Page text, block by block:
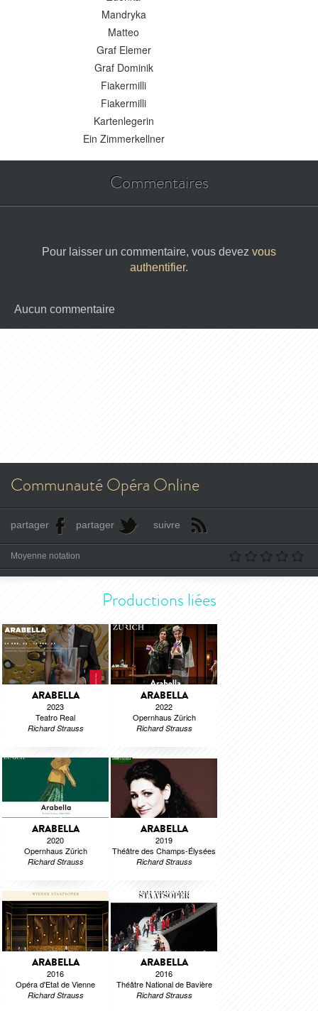
Mandryka
Matteo
Graf Elemer
Graf Dominik
Fiakermilli
Fiakermilli
Kartenlegerin
Ein Zimmerkellner
Commentaires
Pour laisser un commentaire, vous devez vous
authentifier.
Aucun commentaire
Communauté Opéra Online
partager partager suivre
Moyenne notation
Productions liées
ARABELLA
2023
Teatro Real
Richard Strauss
ARABELLA
2022
Opernhaus Zürich
Richard Strauss
ARABELLA
2020
Opernhaus Zürich
Richard Strauss
ARABELLA
2019
Théâtre des Champs-Élysées
Richard Strauss
ARABELLA
2016
Opéra d'Etat de Vienne
Richard Strauss
ARABELLA
2016
Théâtre National de Bavière
Richard Strauss